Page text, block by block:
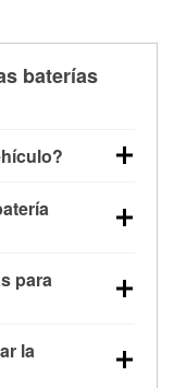
baterías
un
los
Es
a
y un
faros
de
débil.
para
depende de los
la